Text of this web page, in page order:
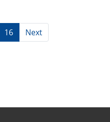
16 Next